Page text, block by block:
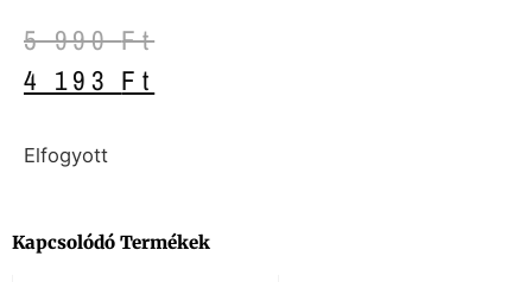
5 990Ft
4 193 Ft
Elfogyott
Kapcsolódó Termékek